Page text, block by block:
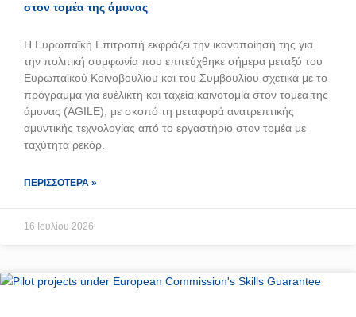
στον τομέα της άμυνας
Η Ευρωπαϊκή Επιτροπή εκφράζει την ικανοποίησή της για
την πολιτική συμφωνία που επιτεύχθηκε σήμερα μεταξύ του
Ευρωπαϊκού Κοινοβουλίου και του Συμβουλίου σχετικά με το
πρόγραμμα για ευέλικτη και ταχεία καινοτομία στον τομέα της
άμυνας (AGILE), με σκοπό τη μεταφορά ανατρεπτικής
αμυντικής τεχνολογίας από το εργαστήριο στον τομέα με
ταχύτητα ρεκόρ.
ΠΕΡΙΣΣΌΤΕΡΑ »
16 Ιουλίου 2026